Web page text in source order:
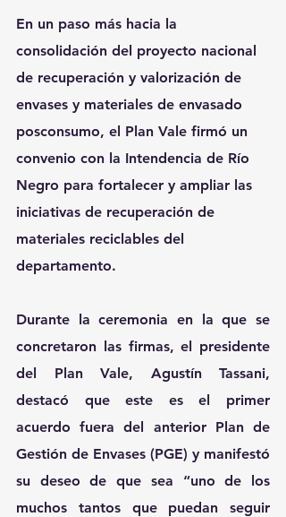
En un paso más hacia la
consolidación del proyecto nacional
de recuperación y valorización de
envases y materiales de envasado
posconsumo, el Plan Vale firmó un
convenio con la Intendencia de Río
Negro para fortalecer y ampliar las
iniciativas de recuperación de
materiales reciclables del
departamento.
Durante la ceremonia en la que se
concretaron las firmas, el presidente
del Plan Vale, Agustín Tassani,
destacó que este es el primer
acuerdo fuera del anterior Plan de
Gestión de Envases (PGE) y manifestó
su deseo de que sea “uno de los
muchos tantos que puedan seguir